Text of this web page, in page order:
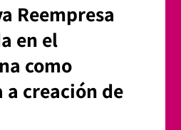
Reempresa
en el
como
creación de